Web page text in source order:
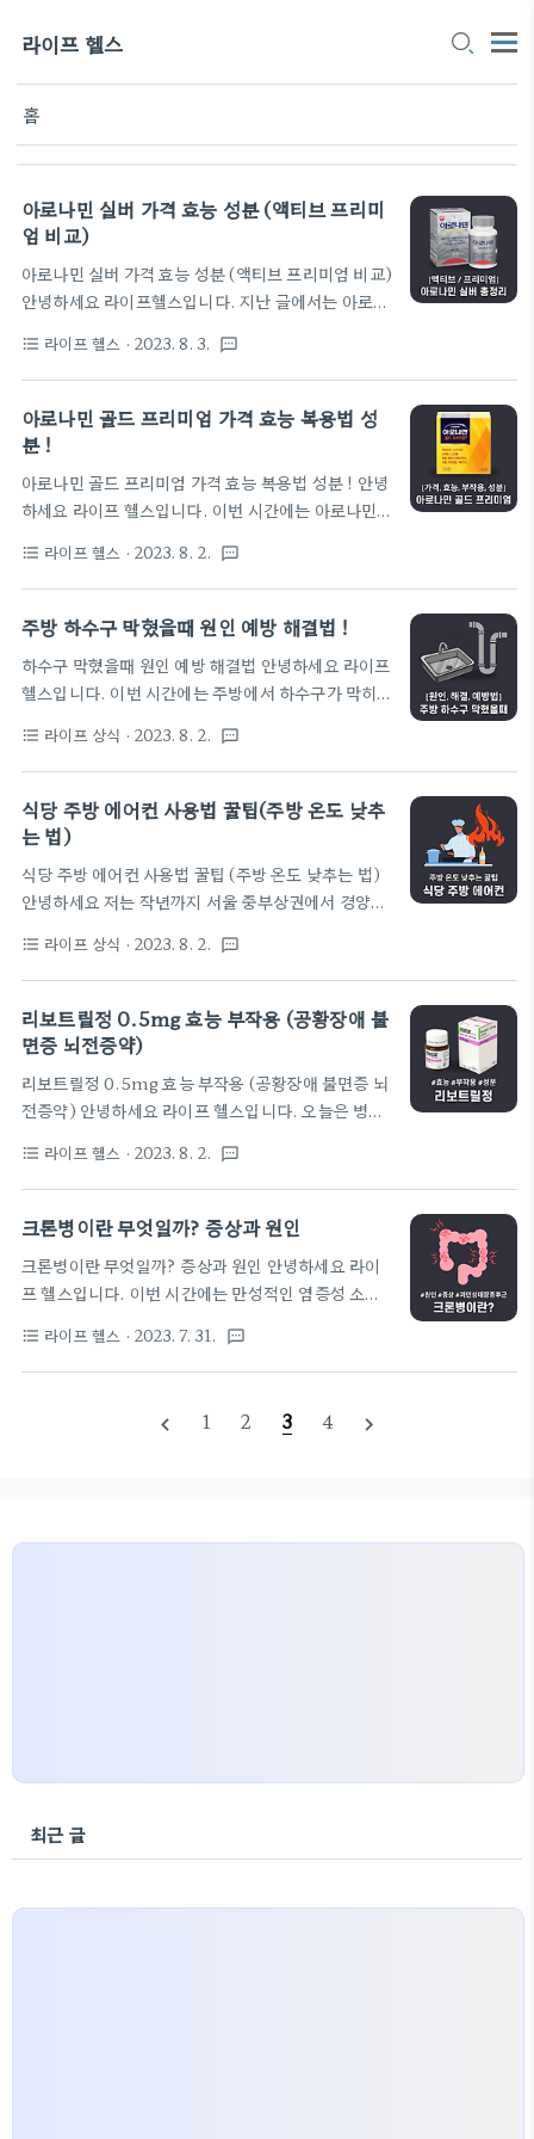
라이프 헬스
홈
아로나민 실버 가격 효능 성분 (액티브 프리미
엄 비교)
아로나민 실버 가격 효능 성분 (액티브 프리미엄 비교)
안녕하세요 라이프헬스입니다. 지난 글에서는 아로나
글에서는 아로나민 실버에 대해 자세히 알아보고, 다
른 아로나민 영양제들과 어떠한 차이점이 있는지에 대
해서도 함께 다루어 보도록 하겠습니다. 아로나민 실
버 효능 가장 먼저 '아로나민' 시리즈는 일동제약에서
가 홍보모델로 적극적으로 활동 중이라 '황정민 피로
회복제'라고도 부르기도 합니다. 그리고 다른 제약사
의 비슷한 제품으로는 GC녹십자에서 제조하는 비맥
비타민제에 해당하며, 특히나 칼슘 / 아연 / 셀레..
format_list_bulleted 라이프 헬스 · 2023. 8. 3. textsms
아로나민 골드 프리미엄 가격 효능 복용법 성
분 !
아로나민 골드 프리미엄 가격 효능 복용법 성분 ! 안녕
하세요 라이프 헬스입니다. 이번 시간에는 아로나민
여 알아보는 시간을 갖도록 하겠습니다. 그리고 기존
에 출시되던 아로나민 골드와는 어떤 차이가 있는지에
대해서도 자세히 알려드리겠습니다. 아로나민 골드
비타민 B 복합체로 이루어진 최고의 피로회복제 중 하
나였습니다. 그러나 최근 들어서 일반 비타민B 보다
훨씬 체내 이용률이 좋은 '활성 비타민B'가 더욱 관심
군의 함량을 더욱 높인 '고함량 활성비타민B 영양
제'에 해당하며, 추가로 다양한 종류의 비타민 B군..
format_list_bulleted 라이프 헬스 · 2023. 8. 2. textsms
주방 하수구 막혔을때 원인 예방 해결법 !
하수구 막혔을때 원인 예방 해결법 안녕하세요 라이프
헬스입니다. 이번 시간에는 주방에서 하수구가 막히
보려 합니다.ㅎ 아마 주방 하수구가 막히신 분들의 경
우, 대부분 갑작스레 막혔다기보다는 최근 들어 물이
안 내려간다 싶더니 결국엔 꽉 막혀서 역류하는 상황
을 겪고 계실 확률이 높은데요. 저 또한 과거에 요식업
잘 이해합니다. 저희 업장은 특히 배수로 높이가 낮아
서 보름에 한 번은 스프링 청소기로 직접 뚫어주어야
했었습니다. 무튼 본론으로 돌아와서 무엇이든 증상
세히 설명드리도록 하겠습니다. 하수구 막힘 원인
우..
format_list_bulleted 라이프 상식 · 2023. 8. 2. textsms
식당 주방 에어컨 사용법 꿀팁(주방 온도 낮추
는 법)
식당 주방 에어컨 사용법 꿀팁 (주방 온도 낮추는 법)
안녕하세요 저는 작년까지 서울 중부상권에서 경양식
주방에서 고생하시는 분들이 많으신 것 같아서 오늘은
효과적인 주방 에어컨 사용 방법을 알려드리려 합니
다. 생각보다 주방에서 에어컨을 효율적으로 사용하
시지 못하는 분들이 많다는 것을 요즘들어 많이 느끼
더 더워지고 전기세만 무지하게 나갑니다. 따라서 이
번 글에서 실전 노하우를 알려드리도록 하겠습니다.
주방 온도 낮추는법 아무래도 주방은 화구와 각종 전
대나 사용했어서 여름철에는 정말 죽을 뻔했었는데
요. ..
format_list_bulleted 라이프 상식 · 2023. 8. 2. textsms
리보트릴정 0.5mg 효능 부작용 (공황장애 불
면증 뇌전증약)
리보트릴정 0.5mg 효능 부작용 (공황장애 불면증 뇌
전증약) 안녕하세요 라이프 헬스입니다. 오늘은 병원
대해서 알아보려 합니다. 저도 과거에 일시적으로 공
황장애를 겪었던 적이 있어서 이 약은 저에게 조금 익
숙한 약이기도 합니다. 저는 일시적인 증상이었기 때
공황장애를 겪는 환자분들이 계속해서 늘어나면서,
이 약을 처방받으신 뒤 어떤 성분인지 궁금해하시는
분들이 많은 듯합니다. 우선 리보트릴정은 공황장애
릴정의 성분과 부작용에 대해서도 자세히 알아보도록
하겠습니다. 리보트릴정 성분 가장 먼저 리보트릴정
format_list_bulleted 라이프 헬스 · 2023. 8. 2. textsms
크론병이란 무엇일까? 증상과 원인
크론병이란 무엇일까? 증상과 원인 안녕하세요 라이
프 헬스입니다. 이번 시간에는 만성적인 염증성 소화
한 크론병은 과민성 대장증후군(ibs)과도 자주 헷갈
리는 질환이기 때문에, 이와 관련해서도 간단하게 정
화기계의 어느 부분에서나 나타날 수 있는 염증성 자
려져 있습니다. 크론병은 재발성이라는 특징을 가지
format_list_bulleted 라이프 헬스 · 2023. 7. 31. textsms
navigate_before 1 2 3 4 navigate_next
최근 글